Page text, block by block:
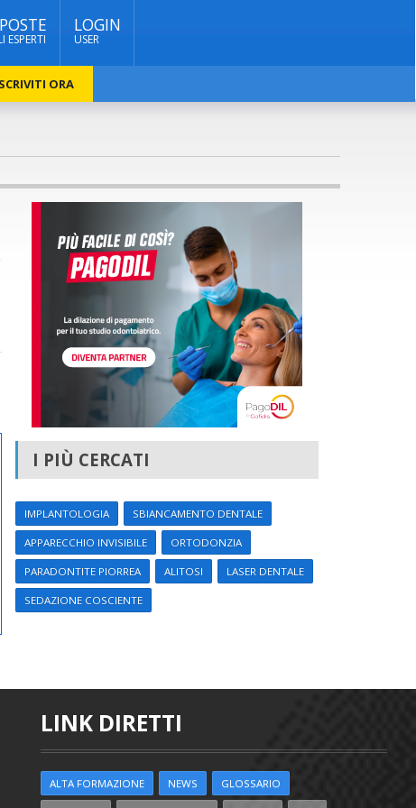
ESPERTI
LOGIN
USER
ORA
I PIÙ CERCATI
IMPLANTOLOGIA SBIANCAMENTO DENTALE
APPARECCHIO INVISIBILE ORTODONZIA
PARADONTITE PIORREA ALITOSI LASER DENTALE
SEDAZIONE COSCIENTE
LINK DIRETTI
ALTA FORMAZIONE NEWS GLOSSARIO